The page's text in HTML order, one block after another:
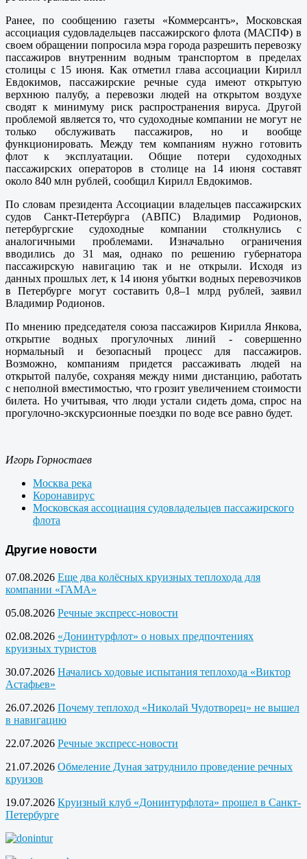
Ранее, по сообщению газеты «Коммерсантъ», Московская
ассоциация судовладельцев пассажирского флота (МАСПФ) в
своем обращении попросила мэра города разрешить перевозку
пассажиров внутренним водным транспортом в пределах
столицы с 15 июня. Как отметил глава ассоциации Кирилл
Евдокимов, пассажирские речные суда имеют открытую
верхнюю палубу, а перевозки людей на открытом воздухе
сводят к минимуму риск распространения вируса. Другой
проблемой является то, что судоходные компании не могут не
только обслуживать пассажиров, но и вообще
функционировать. Между тем компаниям нужно готовить
флот к эксплуатации. Общие потери судоходных
пассажирских операторов в столице на 14 июня составят
около 840 млн рублей, сообщил Кирилл Евдокимов.
По словам президента Ассоциации владельцев пассажирских
судов Санкт-Петербурга (АВПС) Владимир Родионов,
петербургские судоходные компании столкнулись с
аналогичными проблемами. Изначально ограничения
вводились до 31 мая, однако по решению губернатора
пассажирскую навигацию так и не открыли. Исходя из
данных прошлых лет, к 14 июня убытки водных перевозчиков
в Петербурге могут составить 0,8–1 млрд рублей, заявил
Владимир Родионов.
По мнению председателя союза пассажиров Кирилла Янкова,
открытие водных прогулочных линий - совершенно
нормальный и безопасный процесс для пассажиров.
Возможно, компаниям придется рассаживать людей на
открытой палубе, сохраняя между ними дистанцию, работать
с неполной вместимостью, что грозит увеличением стоимости
билета. Но учитывая, что люди устали сидеть дома, спрос на
прогулочно-экскурсионные поездки по воде все равно будет.
Игорь Горностаев
Москва река
Коронавирус
Московская ассоциация судовладельцев пассажирского
флота
Другие новости
07.08.2026 Еще два колёсных круизных теплохода для
компании «ГАМА»
05.08.2026 Речные экспресс-новости
02.08.2026 «Донинтурфлот» о новых предпочтениях
круизных туристов
30.07.2026 Начались ходовые испытания теплохода «Виктор
Астафьев»
26.07.2026 Почему теплоход «Николай Чудотворец» не вышел
в навигацию
22.07.2026 Речные экспресс-новости
21.07.2026 Обмеление Дуная затруднило проведение речных
круизов
19.07.2026 Круизный клуб «Донинтурфлота» прошел в Санкт-
Петербурге